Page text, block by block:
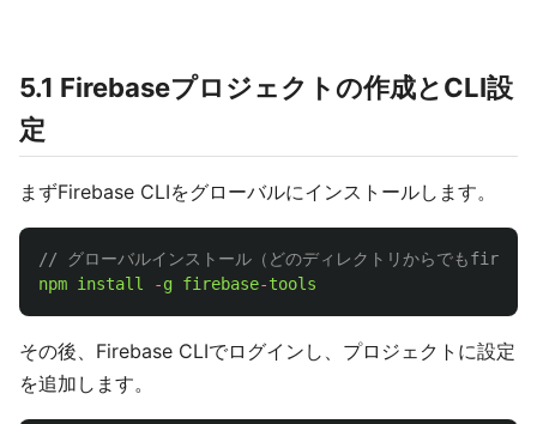
5.1 Firebaseプロジェクトの作成とCLI設
定
まずFirebase CLIをグローバルにインストールします。
// グローバルインストール（どのディレクトリからでも
npm install -g firebase-tools
その後、Firebase CLIでログインし、プロジェクトに設定
を追加します。